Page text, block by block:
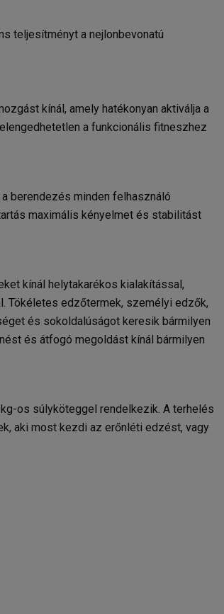
teljesítményt a nejlonbevonatú
kínál, amely hatékonyan aktiválja a
a funkcionális fitneszhez
berendezés minden felhasználó
maximális kényelmet és stabilitást
kínál helytakarékos kialakítással,
Tökéletes edzőtermek, személyi edzők,
és sokoldalúságot keresik bármilyen
és átfogó megoldást kínál bármilyen
os súlyköteggel rendelkezik. A terhelés
aki most kezdi az erőnléti edzést, vagy